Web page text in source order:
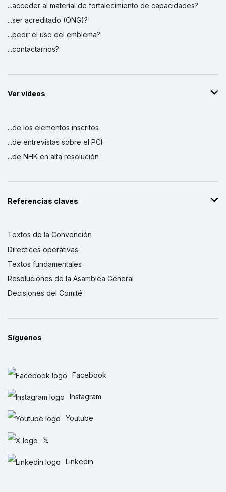
...acceder al material de fortalecimiento de capacidades?
...ser acreditado (ONG)?
...pedir el uso del emblema?
...contactarnos?
Ver vídeos
...de los elementos inscritos
...de entrevistas sobre el PCI
...de NHK en alta resolución
Referencias claves
Textos de la Convención
Directices operativas
Textos fundamentales
Resoluciones de la Asamblea General
Decisiones del Comité
Síguenos
Facebook
Instagram
Youtube
𝕏
Linkedin